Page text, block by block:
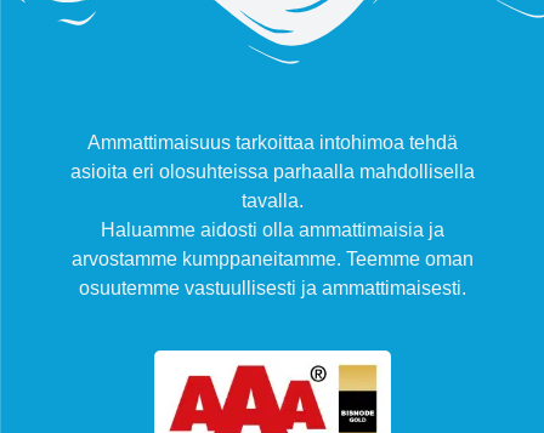
Ammattimaisuus tarkoittaa intohimoa tehdä
asioita eri olosuhteissa parhaalla mahdollisella
tavalla.
Haluamme aidosti olla ammattimaisia ja
arvostamme kumppaneitamme. Teemme oman
osuutemme vastuullisesti ja ammattimaisesti.